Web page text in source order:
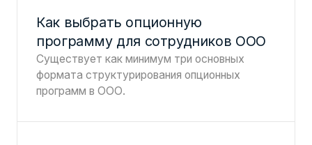
Как выбрать опционную
программу для сотрудников ООО
Существует как минимум три основных
формата структурирования опционных
программ в ООО.